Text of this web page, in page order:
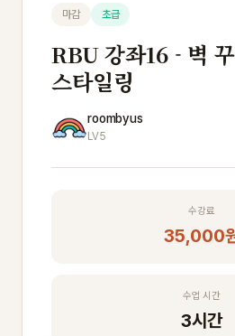
마감 초급
RBU 강좌16 - 벽
스타일링
roombyus
LV5
수강료
35,000
수업 시간
3시간